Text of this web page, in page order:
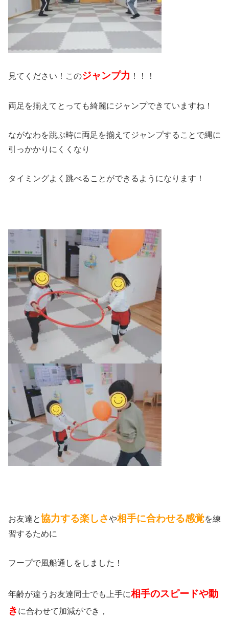
見てください！このジャンプ力 ！！！
両足を揃えてとっても綺麗にジャンプできていますね！
ながなわを跳ぶ時に両足を揃えてジャンプすることで縄に
引っかかりにくくなり
タイミングよく跳べることができるようになります！
お友達と協力する楽しさや相手に合わせる感覚を練
習するために
フープで風船通しをしました！
年齢が違うお友達同士でも上手に相手のスピードや動
き に合わせて加減ができ，